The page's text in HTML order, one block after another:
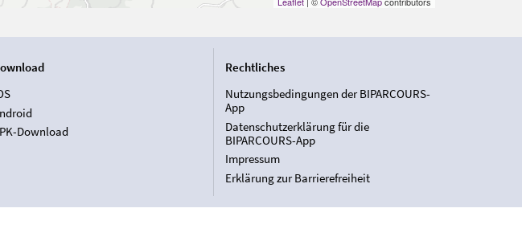
Download
Rechtliches
Nutzungsbedingungen der BIPARCOURS-
App
Datenschutzerklärung für die
BIPARCOURS-App
Impressum
Erklärung zur Barrierefreiheit